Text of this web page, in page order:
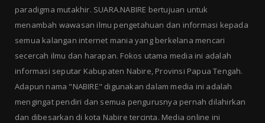
paradigma mutakhir. SUARA.NABIRE bertujuan untuk
menambah wawasan ilmu pengetahuan dan informasi kepada
semua kalangan internet mania yang berkelana mencari
secercah ilmu dan harapan. Fokos utama media ini adalah
informasi seputar Kabupaten Nabire, Provinsi Papua Tengah.
Adapun nama "NABIRE" digunakan dalam media ini adalah
mengingat pendiri dan semua pengurusnya pernah dilahirkan
dan dibesarkan di kota Nabire tercinta. Media online ini